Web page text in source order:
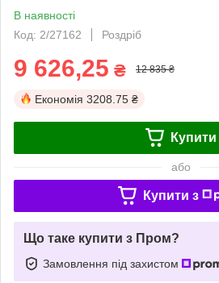
В наявності
Код: 2/27162
Роздріб
9 626,25 ₴ 12 835 ₴
Економія 3208.75 ₴
Купити
або
Купити з
Що таке купити з Пром?
Замовлення під захистом